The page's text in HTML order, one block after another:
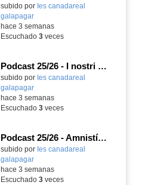
subido por Ies canadareal
galapagar-
hace 3 semanas
Escuchado 3veces
Podcast 25/26 - I nostri amici italiani
subido por Ies canadareal
galapagar-
hace 3 semanas
Escuchado 3veces
Podcast 25/26 - Amnistía Internacional
subido por Ies canadareal
galapagar-
hace 3 semanas
Escuchado 3veces